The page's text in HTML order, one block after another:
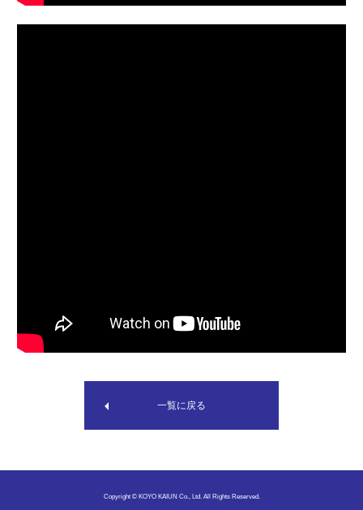
一覧に戻る
Copyright © KOYO KAIUN Co., Ltd. All Rights Reserved.